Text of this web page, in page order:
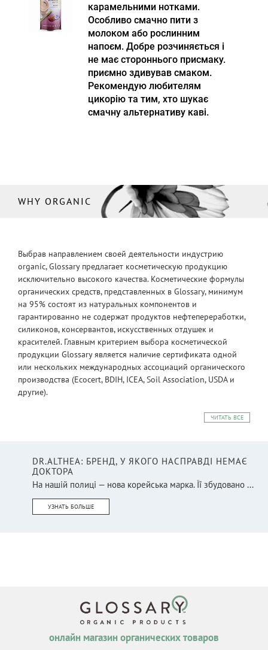
карамельними нотками.
Особливо смачно пити з
молоком або рослинним
напоєм. Добре розчиняється і
не має стороннього присмаку.
приємно здивував смаком.
Рекомендую любителям
цикорію та тим, хто шукає
смачну альтернативу каві.
WHY ORGANIC
Выбрав направлением своей деятельности индустрию
organic, Glossary предлагает косметическую продукцию
исключительно высокого качества. Косметические формулы
органических средств, представленных в Glossary, минимум
на 95% состоят из натуральных компонентов и
гарантированно не содержат продуктов нефтепереработки,
силиконов, консервантов, искусственных отдушек и
красителей. Главным критерием выбора косметической
продукции Glossary является наличие сертификата одной
или нескольких международных ассоциаций органического
производства (Ecocert, BDIH, ICEA, Soil Association, USDA и
другие).
ЧИТАТЬ ВСЕ
DR.ALTHEA: БРЕНД, У ЯКОГО НАСПРАВДІ НЕМАЄ
ДОКТОРА
На нашій полиці — нова корейська марка. Її збудовано ...
УЗНАТЬ БОЛЬШЕ
онлайн магазин органических товаров